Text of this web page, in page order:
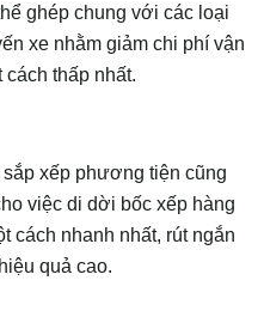
ghép chung với các loại
xe nhằm giảm chi phí vận
thấp nhất.
xếp phương tiện cũng
việc di dời bốc xếp hàng
cách nhanh nhất, rút ngắn
quả cao.